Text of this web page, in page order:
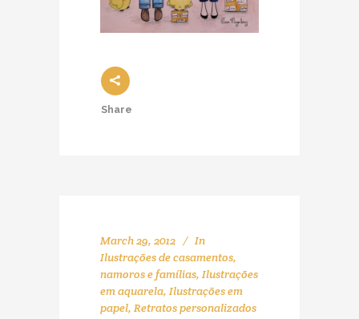
Share
March 29, 2012
In
Ilustrações de casamentos,
namoros e famílias, Ilustrações
em aquarela, Ilustrações em
papel, Retratos personalizados